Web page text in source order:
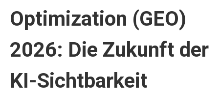
Optimization (GEO)
2026: Die Zukunft der
KI-Sichtbarkeit